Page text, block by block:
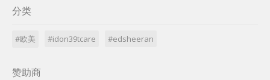
分类
#欧美 #idon39tcare #edsheeran
赞助商